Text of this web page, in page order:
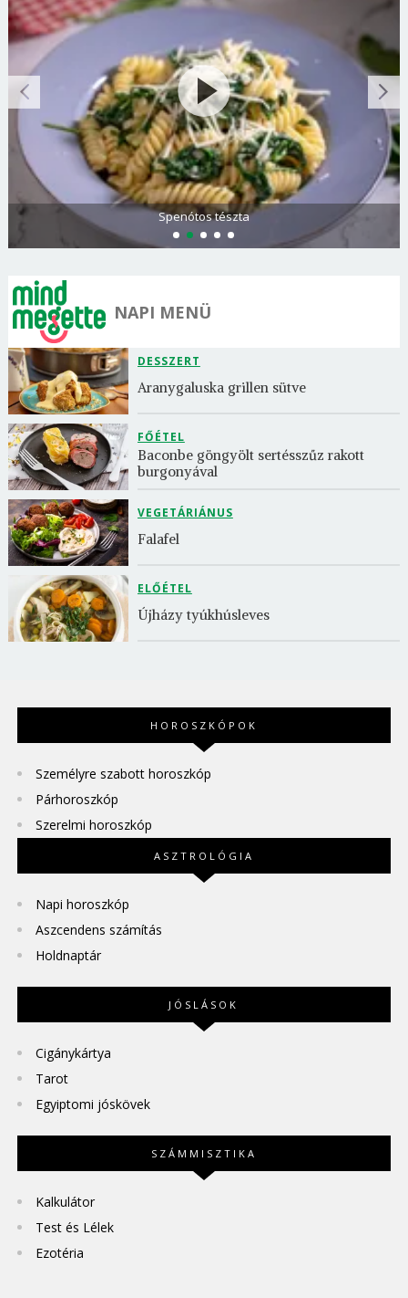
Olasz és görög paradicsomsaláta
NAPI MENÜ
DESSZERT
Aranygaluska grillen sütve
FŐÉTEL
Baconbe göngyölt sertésszűz rakott
burgonyával
VEGETÁRIÁNUS
Falafel
ELŐÉTEL
Újházy tyúkhúsleves
HOROSZKÓPOK
Személyre szabott horoszkóp
Párhoroszkóp
Szerelmi horoszkóp
ASZTROLÓGIA
Napi horoszkóp
Aszcendens számítás
Holdnaptár
JÓSLÁSOK
Cigánykártya
Tarot
Egyiptomi jóskövek
SZÁMMISZTIKA
Kalkulátor
Test és Lélek
Ezotéria